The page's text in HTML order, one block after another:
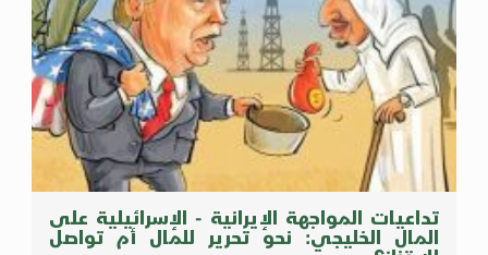
تداعيات المواجهة الإيرانية - الإسرائيلية على
المال الخليجي: نحو تحرير للمال أم تواصل